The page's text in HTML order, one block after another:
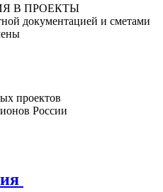
В ПРОЕКТЫ
документацией и сметами
проектов
России